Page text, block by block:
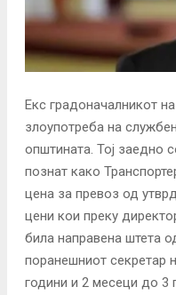
Екс градоначалникот
злоупотреба на
општината. Тој заедно
познат како
цена за превоз од
цени кои преку
била направена штета
поранешниот секретар
години и 2 месеци до 3